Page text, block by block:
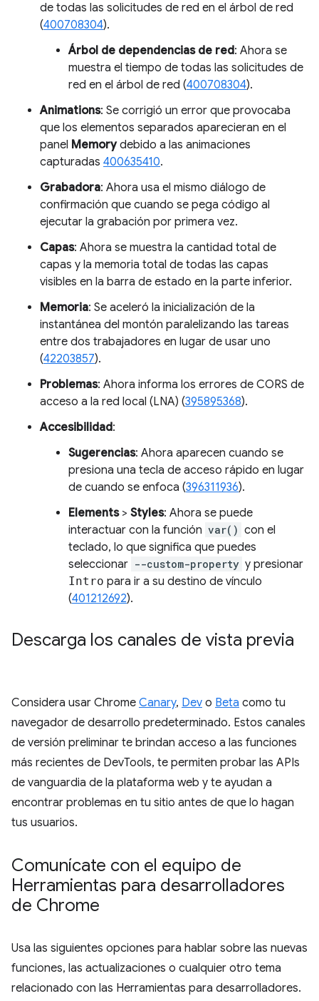
de todas las solicitudes de red en el árbol de red
(400708304).
Árbol de dependencias de red: Ahora se
muestra el tiempo de todas las solicitudes de
red en el árbol de red (400708304).
Animations: Se corrigió un error que provocaba
que los elementos separados aparecieran en el
panel Memorydebido a las animaciones
capturadas 400635410.
Grabadora: Ahora usa el mismo diálogo de
confirmación que cuando se pega código al
ejecutar la grabación por primera vez.
Capas: Ahora se muestra la cantidad total de
capas y la memoria total de todas las capas
visibles en la barra de estado en la parte inferior.
Memoria: Se aceleró la inicialización de la
instantánea del montón paralelizando las tareas
entre dos trabajadores en lugar de usar uno
(42203857).
Problemas: Ahora informa los errores de CORS de
acceso a la red local (LNA) (395895368).
Accesibilidad:
Sugerencias: Ahora aparecen cuando se
presiona una tecla de acceso rápido en lugar
de cuando se enfoca (396311936).
Elements> Styles: Ahora se puede
interactuar con la función var() con el
teclado, lo que significa que puedes
seleccionar --custom-property y presionar
Intro para ir a su destino de vínculo
(401212692).
Descarga los canales de vista previa
Considera usar Chrome Canary, Dev o Beta como tu
navegador de desarrollo predeterminado. Estos canales
de versión preliminar te brindan acceso a las funciones
más recientes de DevTools, te permiten probar las APIs
de vanguardia de la plataforma web y te ayudan a
encontrar problemas en tu sitio antes de que lo hagan
tus usuarios.
Comunícate con el equipo de
Herramientas para desarrolladores
de Chrome
Usa las siguientes opciones para hablar sobre las nuevas
funciones, las actualizaciones o cualquier otro tema
relacionado con las Herramientas para desarrolladores.